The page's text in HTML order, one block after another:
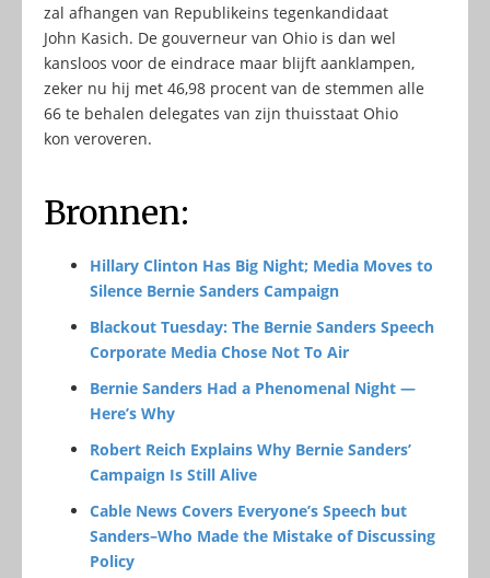
zal afhangen van Republikeins tegenkandidaat
John Kasich. De gouverneur van Ohio is dan wel
kansloos voor de eindrace maar blijft aanklampen,
zeker nu hij met 46,98 procent van de stemmen alle
66 te behalen delegates van zijn thuisstaat Ohio
kon veroveren.
Bronnen:
Hillary Clinton Has Big Night; Media Moves to
Silence Bernie Sanders Campaign
Blackout Tuesday: The Bernie Sanders Speech
Corporate Media Chose Not To Air
Bernie Sanders Had a Phenomenal Night —
Here’s Why
Robert Reich Explains Why Bernie Sanders’
Campaign Is Still Alive
Cable News Covers Everyone’s Speech but
Sanders–Who Made the Mistake of Discussing
Policy